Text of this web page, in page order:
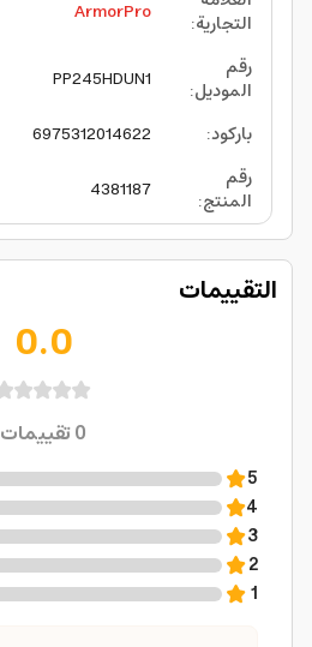
التجارية:
ArmorPro
رقم
الموديل:
PP245HDUN1
باركود:
6975312014622
رقم
المنتج:
4381187
التقييمات
0.0
0تقييمات
5
4
3
2
1